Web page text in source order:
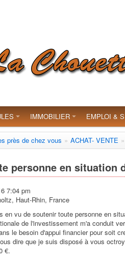
IMMOBILIER EMPLOI &
près de chez vous » ACHAT- VENTE »
personne en situation
7:04 pm
Haut-Rhin, France
en vu de soutenir toute personne en
de l'investissement m'a conduit
le besoin d'appui financier pour soit
dire que je suis disposé à vous
€.